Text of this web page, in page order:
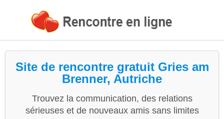
Site de rencontre gratuit Gries am
Brenner, Autriche
Trouvez la communication, des relations
sérieuses et de nouveaux amis sans limites